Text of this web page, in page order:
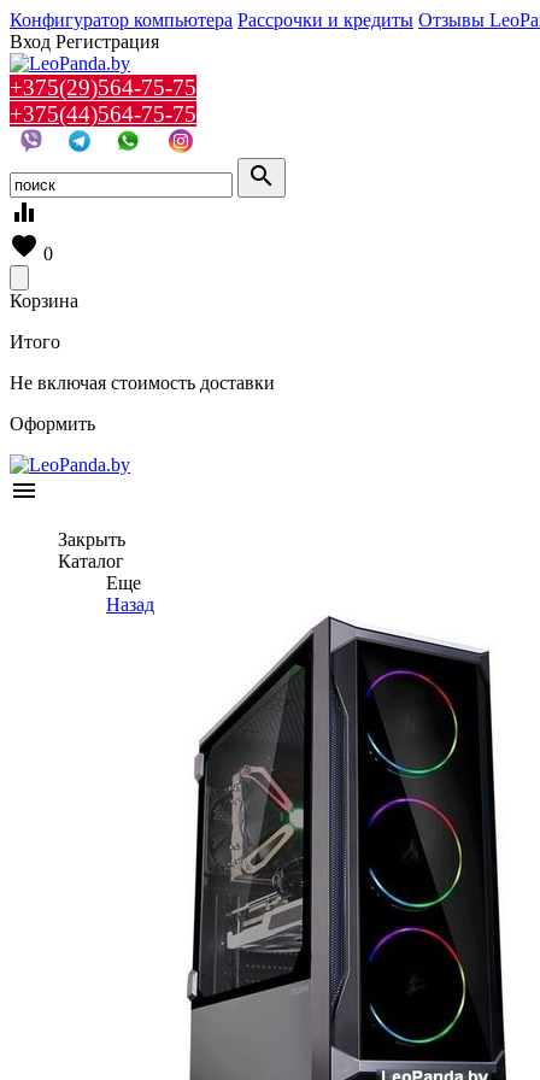
Конфигуратор компьютера Рассрочки и кредиты Отзывы
Вход Регистрация
+375(29)564-75-75
+375(44)564-75-75
search
equalizer
favorite 0
Корзина
Итого
Не включая стоимость доставки
Оформить
menu
Закрыть
Каталог
Еще
Назад